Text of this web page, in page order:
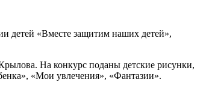
детей «Вместе защитим наших детей»,
На конкурс поданы детские рисунки,
«Мои увлечения», «Фантазии».